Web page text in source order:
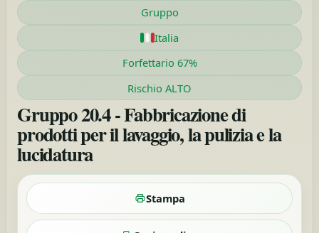
Gruppo
Italia
Forfettario 67%
Rischio ALTO
Gruppo 20.4 - Fabbricazione di
prodotti per il lavaggio, la pulizia e la
lucidatura
Stampa